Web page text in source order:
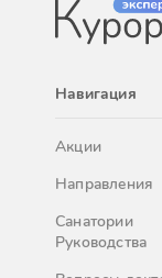
Навигация
Акции
Направления
Санатории
Руководства